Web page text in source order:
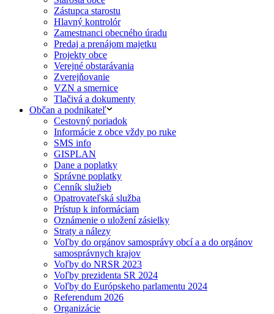
Zástupca starostu
Hlavný kontrolór
Zamestnanci obecného úradu
Predaj a prenájom majetku
Projekty obce
Verejné obstarávania
Zverejňovanie
VZN a smernice
Tlačivá a dokumenty
Občan a podnikateľ
Cestovný poriadok
Informácie z obce vždy po ruke
SMS info
GISPLAN
Dane a poplatky
Správne poplatky
Cenník služieb
Opatrovateľská služba
Prístup k informáciam
Oznámenie o uložení zásielky
Straty a nálezy
Voľby do orgánov samosprávy obcí a a do orgánov
samosprávnych krajov
Voľby do NRSR 2023
Voľby prezidenta SR 2024
Voľby do Európskeho parlamentu 2024
Referendum 2026
Organizácie